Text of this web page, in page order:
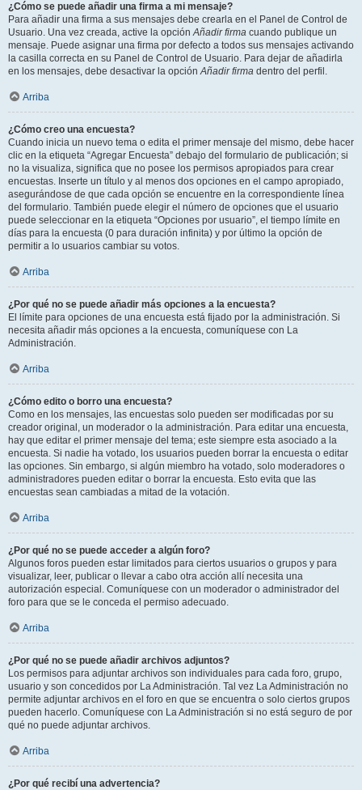
¿Cómo se puede añadir una firma a mi mensaje?
Para añadir una firma a sus mensajes debe crearla en el Panel de Control de
Usuario. Una vez creada, active la opciónAñadir firma cuando publique un
mensaje. Puede asignar una firma por defecto a todos sus mensajes activando
la casilla correcta en su Panel de Control de Usuario. Para dejar de añadirla
en los mensajes, debe desactivar la opciónAñadir firma dentro del perfil.
Arriba
¿Cómo creo una encuesta?
Cuando inicia un nuevo tema o edita el primer mensaje del mismo, debe hacer
clic en la etiqueta “Agregar Encuesta” debajo del formulario de publicación; si
no la visualiza, significa que no posee los permisos apropiados para crear
encuestas. Inserte un título y al menos dos opciones en el campo apropiado,
asegurándose de que cada opción se encuentre en la correspondiente línea
del formulario. También puede elegir el número de opciones que el usuario
puede seleccionar en la etiqueta “Opciones por usuario”, el tiempo límite en
días para la encuesta (0 para duración infinita) y por último la opción de
permitir a lo usuarios cambiar su votos.
Arriba
¿Por qué no se puede añadir más opciones a la encuesta?
El límite para opciones de una encuesta está fijado por la administración. Si
necesita añadir más opciones a la encuesta, comuníquese con La
Administración.
Arriba
¿Cómo edito o borro una encuesta?
Como en los mensajes, las encuestas solo pueden ser modificadas por su
creador original, un moderador o la administración. Para editar una encuesta,
hay que editar el primer mensaje del tema; este siempre esta asociado a la
encuesta. Si nadie ha votado, los usuarios pueden borrar la encuesta o editar
las opciones. Sin embargo, si algún miembro ha votado, solo moderadores o
administradores pueden editar o borrar la encuesta. Esto evita que las
encuestas sean cambiadas a mitad de la votación.
Arriba
¿Por qué no se puede acceder a algún foro?
Algunos foros pueden estar limitados para ciertos usuarios o grupos y para
visualizar, leer, publicar o llevar a cabo otra acción allí necesita una
autorización especial. Comuníquese con un moderador o administrador del
foro para que se le conceda el permiso adecuado.
Arriba
¿Por qué no se puede añadir archivos adjuntos?
Los permisos para adjuntar archivos son individuales para cada foro, grupo,
usuario y son concedidos por La Administración. Tal vez La Administración no
permite adjuntar archivos en el foro en que se encuentra o solo ciertos grupos
pueden hacerlo. Comuníquese con La Administración si no está seguro de por
qué no puede adjuntar archivos.
Arriba
¿Por qué recibí una advertencia?